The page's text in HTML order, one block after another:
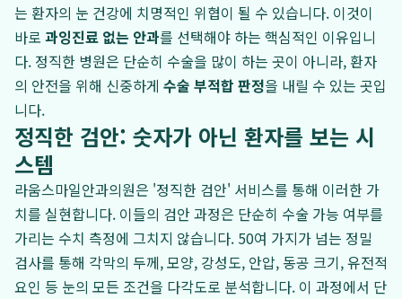
는 환자의 눈 건강에 치명적인 위협이 될 수 있습니다. 이것이
바로 과잉진료 없는 안과를 선택해야 하는 핵심적인 이유입니
다. 정직한 병원은 단순히 수술을 많이 하는 곳이 아니라, 환자
의 안전을 위해 신중하게 수술 부적합 판정을 내릴 수 있는 곳입
니다.
정직한 검안: 숫자가 아닌 환자를 보는 시
스템
라움스마일안과의원은 '정직한 검안' 서비스를 통해 이러한 가
치를 실현합니다. 이들의 검안 과정은 단순히 수술 가능 여부를
가리는 수치 측정에 그치지 않습니다. 50여 가지가 넘는 정밀
검사를 통해 각막의 두께, 모양, 강성도, 안압, 동공 크기, 유전적
요인 등 눈의 모든 조건을 다각도로 분석합니다. 이 과정에서 단